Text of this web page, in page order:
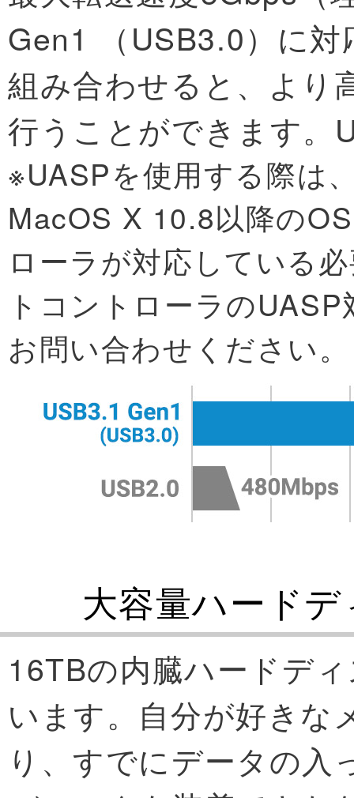
Gen1 （USB3.0）に
組み合わせると、より
行うことができます。
※UASPを使用する際は
MacOS X 10.8以降の
ローラが対応している
トコントローラの
お問い合わせください。
大容量ハード
16TBの内臓ハードデ
います。自分が好きな
り、すでにデータの入